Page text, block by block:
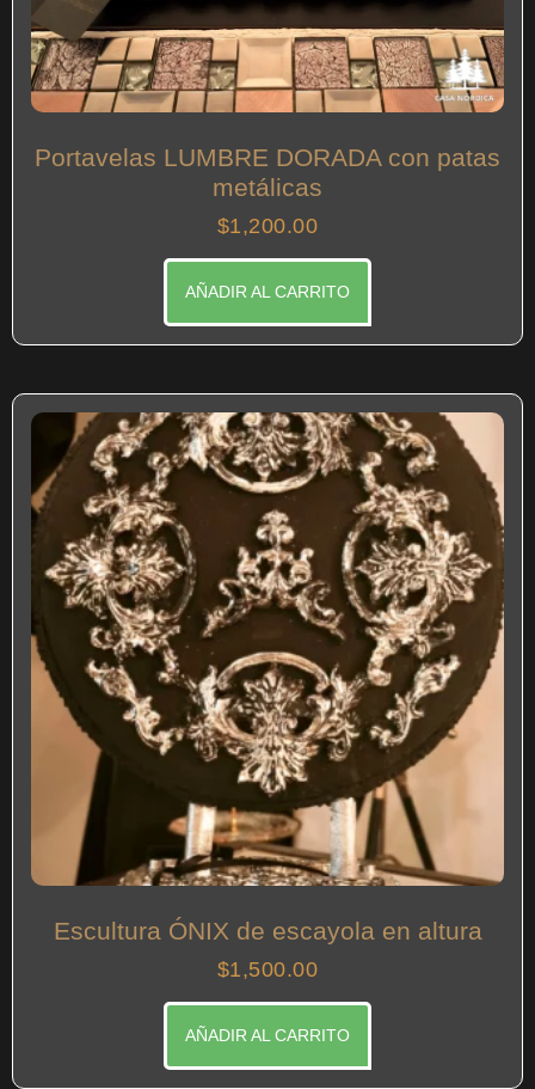
Portavelas LUMBRE DORADA con patas
metálicas
$1,200.00
AÑADIR AL CARRITO
Escultura ÓNIX de escayola en altura
$1,500.00
AÑADIR AL CARRITO